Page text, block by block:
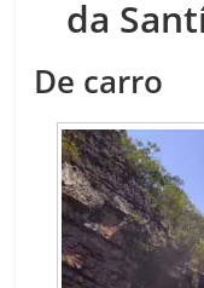
da
De carro